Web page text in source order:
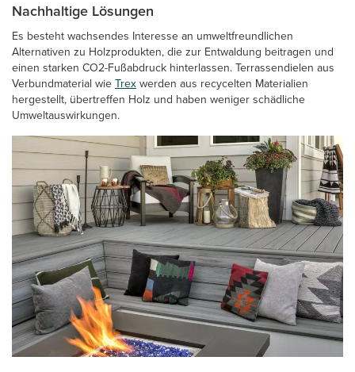
Nachhaltige Lösungen
Es besteht wachsendes Interesse an umweltfreundlichen
Alternativen zu Holzprodukten, die zur Entwaldung beitragen und
einen starken CO2-Fußabdruck hinterlassen. Terrassendielen aus
Verbundmaterial wieTrexwerden aus recycelten Materialien
hergestellt, übertreffen Holz und haben weniger schädliche
Umweltauswirkungen.